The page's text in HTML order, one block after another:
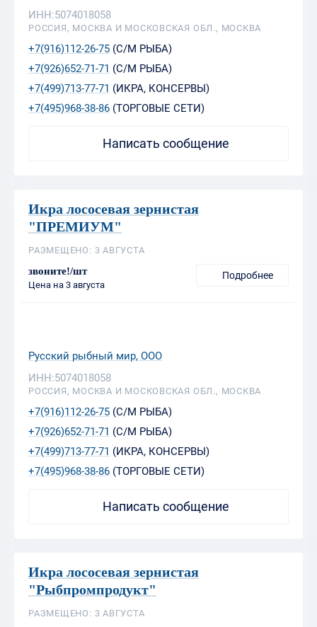
ИНН:5074018058
РОССИЯ, МОСКВА И МОСКОВСКАЯ ОБЛ., МОСКВА
+7(916)112-26-75 (С/М РЫБА)
+7(926)652-71-71 (С/М РЫБА)
+7(499)713-77-71 (ИКРА, КОНСЕРВЫ)
+7(495)968-38-86 (ТОРГОВЫЕ СЕТИ)
Написать сообщение
Икра лососевая зернистая
"ПРЕМИУМ"
РАЗМЕЩЕНО: 3 АВГУСТА
звоните!/шт
Цена на 3 августа
Подробнее
Русский рыбный мир, ООО
ИНН:5074018058
РОССИЯ, МОСКВА И МОСКОВСКАЯ ОБЛ., МОСКВА
+7(916)112-26-75 (С/М РЫБА)
+7(926)652-71-71 (С/М РЫБА)
+7(499)713-77-71 (ИКРА, КОНСЕРВЫ)
+7(495)968-38-86 (ТОРГОВЫЕ СЕТИ)
Написать сообщение
Икра лососевая зернистая
"Рыбпромпродукт"
РАЗМЕЩЕНО: 3 АВГУСТА